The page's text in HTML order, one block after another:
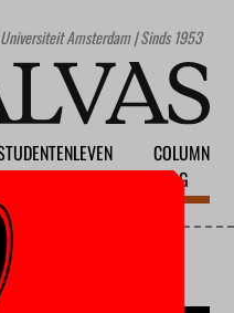
Amsterdam | Sinds 1953
COLUMN
BLOG